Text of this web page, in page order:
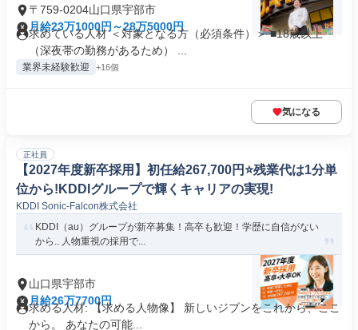
〒759-0204山口県宇部市
月給23万1000円～28万5000円
求めている人材 ＜対象となる方（必須条件）＞ ■18歳以上
（深夜帯の勤務があるため） ...
業界未経験歓迎 +16個
気になる
正社員
【2027年度新卒採用】初任給267,700円⭐️残業代は1分単
位から!KDDIグループで輝くキャリアの実現!
KDDI Sonic-Falcon株式会社
KDDI（au）グループが新卒募集！高卒も歓迎！学歴に自信がない
から.. 人物重視の採用で...
山口県宇部市
月給26万7700円
求める人材: 【求める人物像】 新しいジブンをこれから、ここ
から。 あなたの可能...